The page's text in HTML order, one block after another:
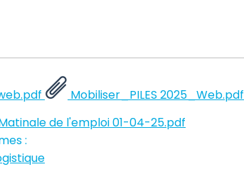
Mobiliser_PILES 2025_Web.pdf
de l'emploi 01-04-25.pdf
: